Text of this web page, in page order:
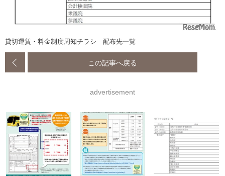
貸切運賃・料金制度周知チラシ 配布先一覧
この記事へ戻る
advertisement